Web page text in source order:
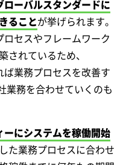
ローバルスタンダードに
ることが挙げられます。
セスやフレームワーク
されているため、
業務プロセスを改善す
業務を合わせていくのも
ーにシステムを稼働開始
た業務プロセスに合わせ